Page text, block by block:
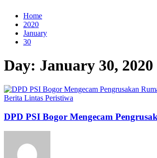
Home
2020
January
30
Day: January 30, 2020
Berita Lintas Peristiwa
DPD PSI Bogor Mengecam